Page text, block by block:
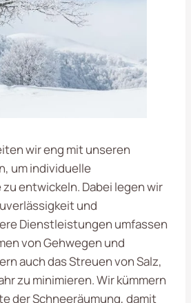
wir eng mit unseren
um individuelle
entwickeln. Dabei legen wir
und
Dienstleistungen umfassen
von Gehwegen und
auch das Streuen von Salz,
zu minimieren. Wir kümmern
der Schneeräumung, damit